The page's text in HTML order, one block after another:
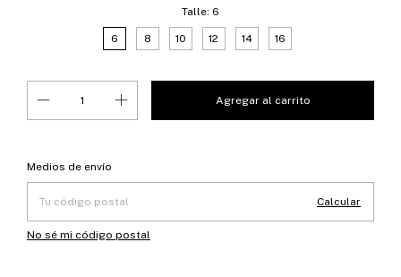
Talle: 6
6 8 10 12 14 16
Entregas para el CP:
Medios de envío
Calcular
No sé mi código postal